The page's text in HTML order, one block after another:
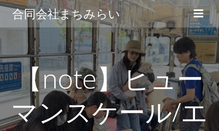
コ
ン
テ
ン
ツ
へ
ス
キ
ッ
プ
合同会社まちみらい
【note】ヒュー
マンスケール/エ